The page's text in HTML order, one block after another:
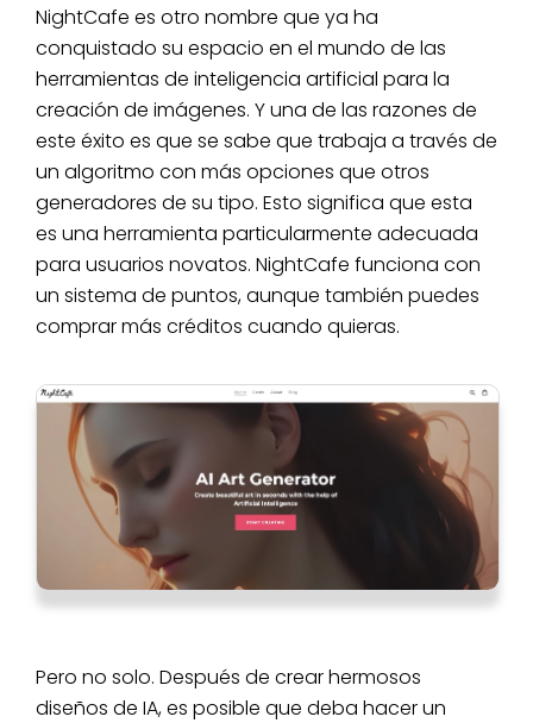
NightCafe es otro nombre que ya ha
conquistado su espacio en el mundo de las
herramientas de inteligencia artificial para la
creación de imágenes. Y una de las razones de
este éxito es que se sabe que trabaja a través de
un algoritmo con más opciones que otros
generadores de su tipo. Esto significa que esta
es una herramienta particularmente adecuada
para usuarios novatos. NightCafe funciona con
un sistema de puntos, aunque también puedes
comprar más créditos cuando quieras.
Pero no solo. Después de crear hermosos
diseños de IA, es posible que deba hacer un